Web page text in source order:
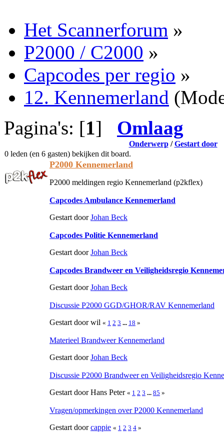
Het Scannerforum »
P2000 / C2000 »
Capcodes per regio »
12. Kennemerland
Pagina's: [1] Omlaag
Onderwerp/Gestart door
0 leden (en 6 gasten) bekijken dit board.
P2000 Kennemerland
P2000 meldingen regio Kennemerland (p2kflex)
Capcodes Ambulance Kennemerland
Gestart doorJohan Beck
Capcodes Politie Kennemerland
Gestart doorJohan Beck
Capcodes Brandweer en Veiligheidsregio
Gestart doorJohan Beck
Discussie P2000 GGD/GHOR/RAV Kennemerland
Gestart door wil « 1 2 3 ... 18 »
Materieel Brandweer Kennemerland
Gestart doorJohan Beck
Discussie P2000 Brandweer en Veiligheidsregio
Gestart door Hans Peter « 1 2 3 ... 85 »
Vragen/opmerkingen over P2000 Kennemerland
Gestart doorcappie « 1 2 3 4 »